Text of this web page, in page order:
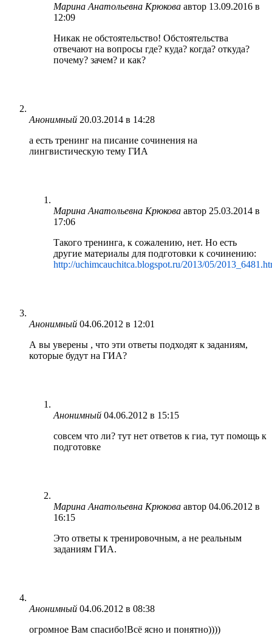
Марина Анатольевна Крюкова автор 13.09.2016 в
12:09
Никак не обстоятельство! Обстоятельства
отвечают на вопросы где? куда? когда? откуда?
почему? зачем? и как?
Анонимный 20.03.2014 в 14:28
а есть тренинг на писание сочинения на
лингвистическую тему ГИА
Марина Анатольевна Крюкова автор 25.03.2014 в
17:06
Такого тренинга, к сожалению, нет. Но есть
другие материалы для подготовки к сочинению:
http://uchimcauchitca.blogspot.ru/2013/05/
Анонимный 04.06.2012 в 12:01
А вы уверены , что эти ответы подходят к заданиям,
которые будут на ГИА?
Анонимный 04.06.2012 в 15:15
совсем что ли? тут нет ответов к гиа, тут помощь к
подготовке
Марина Анатольевна Крюкова автор 04.06.2012 в
16:15
Это ответы к тренировочным, а не реальным
заданиям ГИА.
Анонимный 04.06.2012 в 08:38
огромное Вам спасибо!Всё ясно и понятно))))